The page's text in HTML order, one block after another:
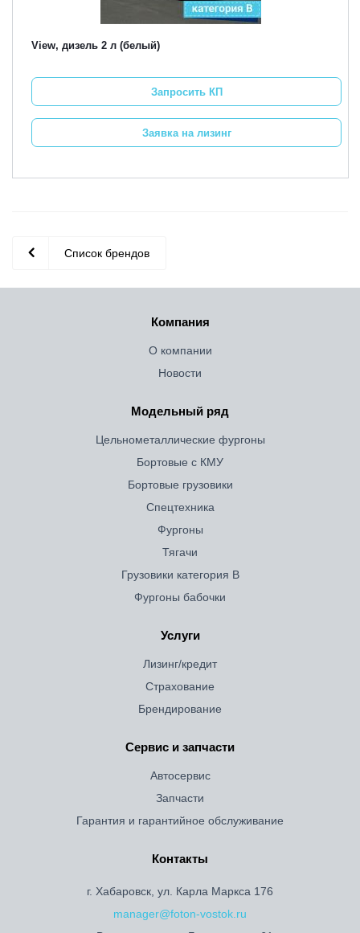
View, дизель 2 л (белый)
Запросить КП
Заявка на лизинг
Список брендов
Компания
О компании
Новости
Модельный ряд
Цельнометаллические фургоны
Бортовые с КМУ
Бортовые грузовики
Спецтехника
Фургоны
Тягачи
Грузовики категория B
Фургоны бабочки
Услуги
Лизинг/кредит
Страхование
Брендирование
Сервис и запчасти
Автосервис
Запчасти
Гарантия и гарантийное обслуживание
Контакты
г. Хабаровск, ул. Карла Маркса 176
manager@foton-vostok.ru